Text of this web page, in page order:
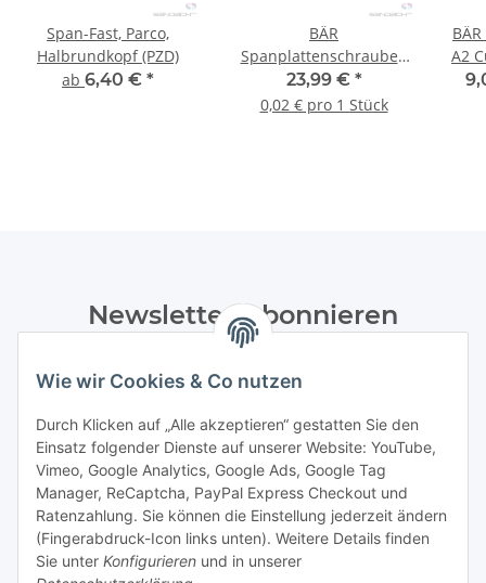
Wie wir Cookies & Co nutzen
Durch Klicken auf „Alle akzeptieren“ gestatten Sie den
Einsatz folgender Dienste auf unserer Website: YouTube,
Vimeo, Google Analytics, Google Ads, Google Tag
Manager, ReCaptcha, PayPal Express Checkout und
Ratenzahlung. Sie können die Einstellung jederzeit ändern
(Fingerabdruck-Icon links unten). Weitere Details finden
Sie unter Konfigurieren und in unserer
Span-Fast, Parco,
Halbrundkopf (PZD)
ab 6,40 € *
BÄR
Spanplattenschrauben
Pan Head (PZD) 4,0 x 16
mm - 1.000 Stück
23,99 € *
0,02 € pro 1 Stück
A2
Newsletter Abonnieren
Datenschutzerklärungregelmäßig und jederzeit widerruflich
Abonnieren
Informationen